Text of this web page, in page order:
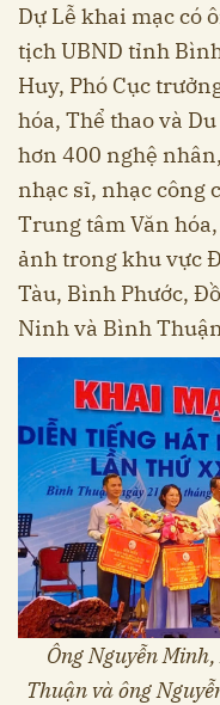
Dự Lễ khai mạc có
tịch UBND tỉnh
Huy, Phó Cục
hóa, Thể thao và
hơn 400 nghệ
nhạc sĩ, nhạc công
Trung tâm Văn
ảnh trong khu vực
Tàu, Bình Phước,
Ninh và Bình
Ông Nguyễn
Thuận và ông